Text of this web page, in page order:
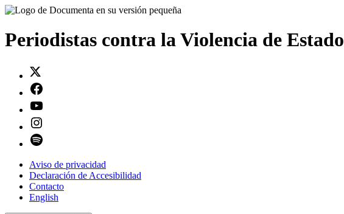
Saltar
contenido
Periodistas contra la Violencia de Estado
Aviso de privacidad
Declaración de Accesibilidad
Contacto
English